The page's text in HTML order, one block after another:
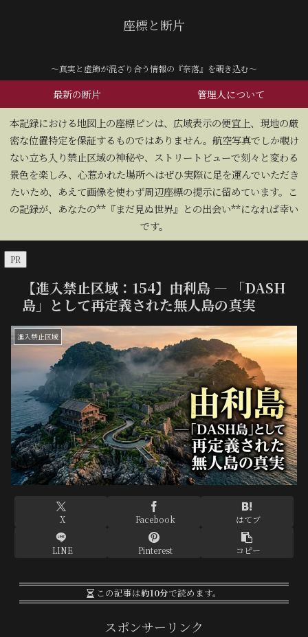
座標と断片
～真実と虚飾が混ざり合う情報の『奈落』を覗き込む～
最新の断片 管理人について
​本記録における地図上の座標ピンは、広域表示の便宜上、現地の厳
密な位置特定を保証するものではありません。航空写真でしか覗け
ない立ち入り禁止区域の神秘や、ストリートビューで刻々と変わる
景色を楽しみ、心惹かれた場所へはぜひ実際に足を運んでいただき
たいため、あえて画像を使わず周辺座標の提示に留めています。こ
の記録が、あなたの**『まだ見ぬ世界』との出会い**になれば幸い
です。
PR
【進入禁止区域：154】由利島 — 「DASH
島」として再定義された無人島の真実
進入禁止区域
X Facebook はてブ
LINE Pinterest コピー
この記事は約10分で読めます。
スポンサーリンク